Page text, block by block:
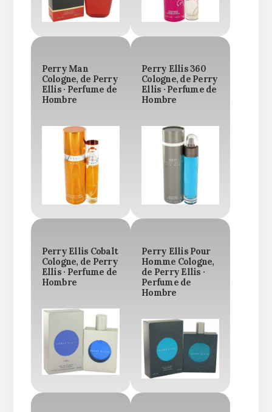
Perry Man
Cologne, de Perry
Ellis · Perfume de
Hombre
Perry Ellis 360
Cologne, de Perry
Ellis · Perfume de
Hombre
Perry Ellis Cobalt
Cologne, de Perry
Ellis · Perfume de
Hombre
Perry Ellis Pour
Homme Cologne,
de Perry Ellis ·
Perfume de
Hombre